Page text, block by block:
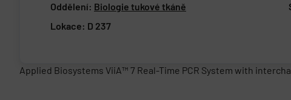
Oddělení: Biologie tukové tkáně
Lokace: D 237
Applied Biosystems ViiA™ 7 Real-Time PCR System with